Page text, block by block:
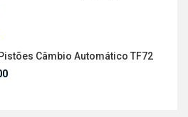
Câmbio Automático TF72